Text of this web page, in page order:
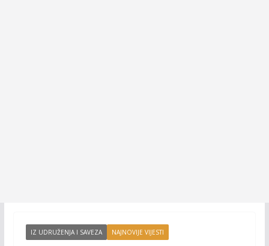
IZ UDRUŽENJA I SAVEZA NAJNOVIJE VIJESTI